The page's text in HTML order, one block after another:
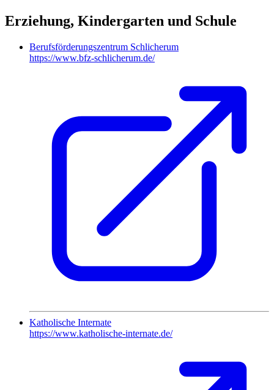
Erziehung, Kindergarten und Schule
Berufsförderungszentrum Schlicherum
https://www.bfz-schlicherum.de/
Katholische Internate
https://www.katholische-internate.de/